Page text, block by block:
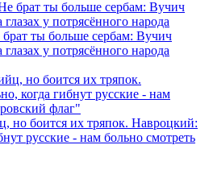
ты больше сербам: Вучич
у потрясённого народа
но боится их тряпок. Навроцкий:
русские - нам больно смотреть